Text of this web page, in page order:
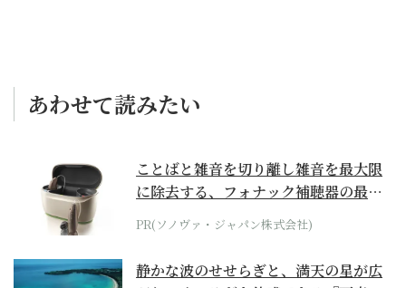
あわせて読みたい
ことばと雑音を切り離し雑音を最大限
に除去する、フォナック補聴器の最上
位モデル
PR(ソノヴァ・ジャパン株式会社)
静かな波のせせらぎと、満天の星が広